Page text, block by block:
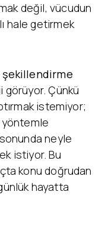
değil, vücudun
hale getirmek
görüyor. Çünkü
istemiyor;
yöntemle
neyle
istiyor. Bu
konu doğrudan
hayatta